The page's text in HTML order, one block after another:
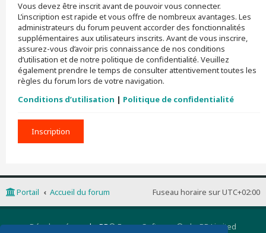
Vous devez être inscrit avant de pouvoir vous connecter.
L’inscription est rapide et vous offre de nombreux avantages. Les
administrateurs du forum peuvent accorder des fonctionnalités
supplémentaires aux utilisateurs inscrits. Avant de vous inscrire,
assurez-vous d’avoir pris connaissance de nos conditions
d’utilisation et de notre politique de confidentialité. Veuillez
également prendre le temps de consulter attentivement toutes les
règles du forum lors de votre navigation.
Conditions d’utilisation | Politique de confidentialité
Inscription
Fuseau horaire surUTC+02:00
Portail Accueil du forum
Développé parphpBB® Forum Software © phpBB Limited